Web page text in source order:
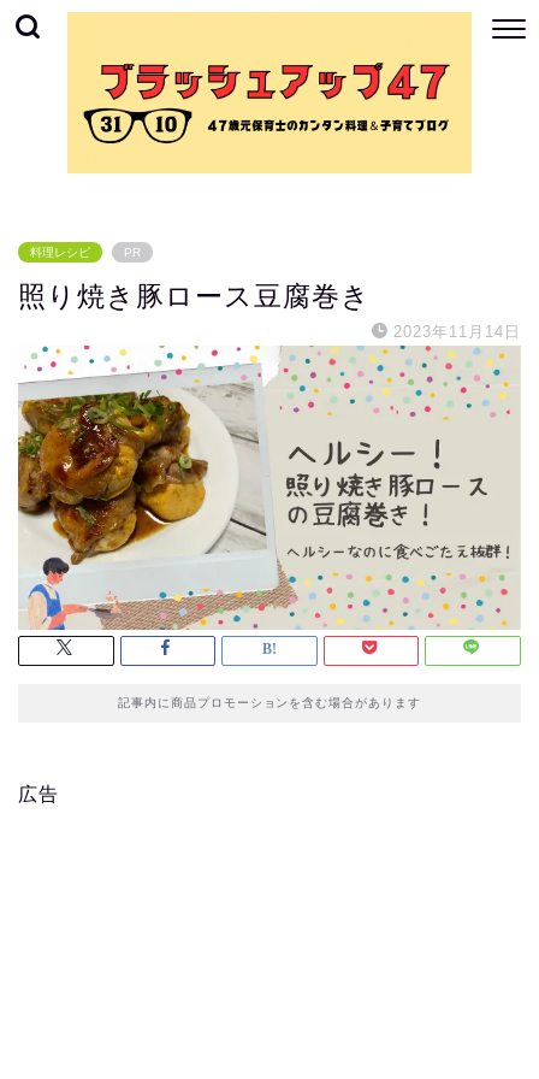
料理レシピ PR
照り焼き豚ロース豆腐巻き
2023年11月14日
記事内に商品プロモーションを含む場合があります
広告